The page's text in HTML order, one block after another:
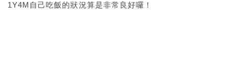
1Y4M自己吃飯的狀況算是非常良好囉！